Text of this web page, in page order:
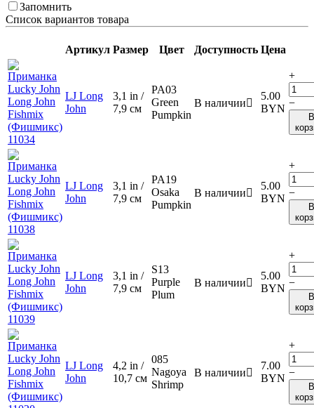
Запомнить
Список вариантов товара
Артикул Размер Цвет Доступность Цена
LJ Long
John
3,1 in /
7,9 см
PA03
Green
Pumpkin
В наличии
5.00
BYN
+
−
В
LJ Long
John
3,1 in /
7,9 см
PA19
Osaka
Pumpkin
В наличии
5.00
BYN
+
−
В
LJ Long
John
3,1 in /
7,9 см
S13
Purple
Plum
В наличии
5.00
BYN
+
−
В
LJ Long
John
4,2 in /
10,7 см
085
Nagoya
Shrimp
В наличии
7.00
BYN
+
−
В